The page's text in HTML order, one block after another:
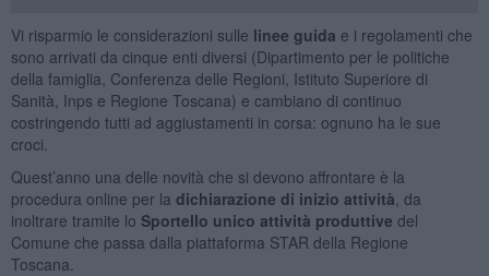
Vi risparmio le considerazioni sulle linee guida e i regolamenti che
sono arrivati da cinque enti diversi (Dipartimento per le politiche
della famiglia, Conferenza delle Regioni, Istituto Superiore di
Sanità, Inps e Regione Toscana) e cambiano di continuo
costringendo tutti ad aggiustamenti in corsa: ognuno ha le sue
croci.
Quest’anno una delle novità che si devono affrontare è la
procedura online per la dichiarazione di inizio attività , da
inoltrare tramite lo Sportello unico attività produttive del
Comune che passa dalla piattaforma STAR della Regione
Toscana.